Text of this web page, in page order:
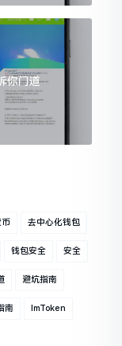
你门道
币 去中心化钱包
钱包安全 安全
避坑指南
南 ImToken